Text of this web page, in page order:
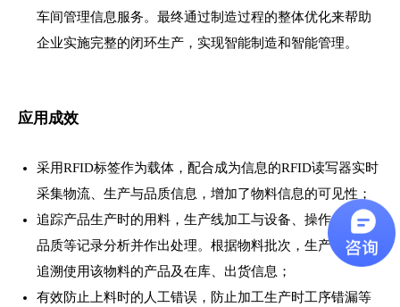
车间管理信息服务。最终通过制造过程的整体优化来帮助
企业实施完整的闭环生产，实现智能制造和智能管理。
应用成效
采用RFID标签作为载体，配合成为信息的RFID读写器实时
采集物流、生产与品质信息，增加了物料信息的可见性；
追踪产品生产时的用料，生产线加工与设备、操作员工、
品质等记录分析并作出处理。根据物料批次，生产时间等
追溯使用该物料的产品及在库、出货信息 ；
有效防止上料时的人工错误，防止加工生产时工序错漏等